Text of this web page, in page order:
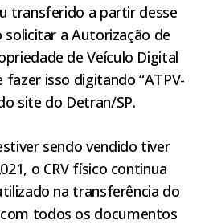
transferido a partir desse
solicitar a Autorização de
de Veículo Digital
fazer isso digitando “ATPV-
site do Detran/SP.
sendo vendido tiver
o CRV físico continua
na transferência do
todos os documentos